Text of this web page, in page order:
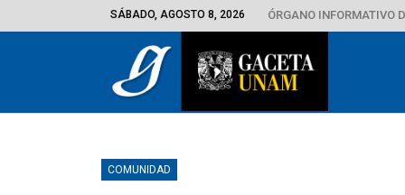
SÁBADO, AGOSTO 8, 2026 ÓRGANO INFORMATIVO
COMUNIDAD